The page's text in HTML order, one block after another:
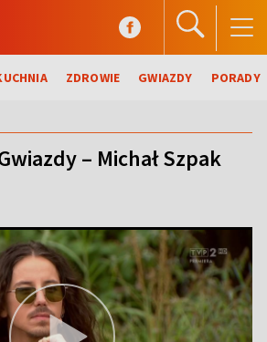
ZDROWIE GWIAZDY PORADY
– Michał Szpak